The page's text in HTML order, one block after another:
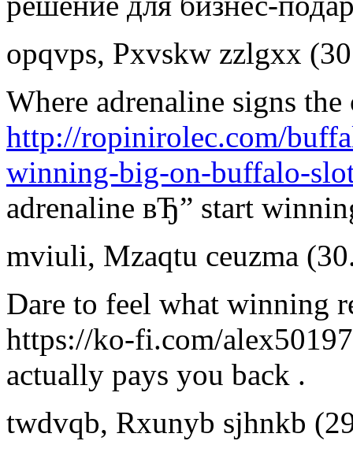
opqvps, Pxvskw zzlgxx
Where adrenaline signs the
http://ropinirolec.com/
winning-big-on-buffalo-
adrenaline вЂ” start
mviuli, Mzaqtu ceuzma
Dare to feel what winning
https://ko-fi.com/
actually pays you back .
twdvqb, Rxunyb sjhnkb